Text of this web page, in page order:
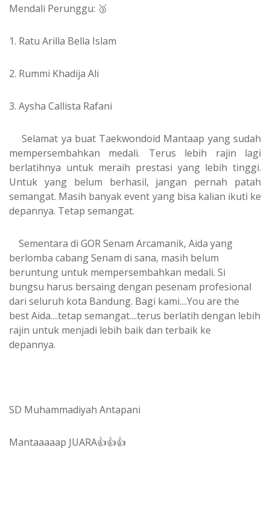
Mendali Perunggu: 🥉
1. Ratu Arilla Bella Islam
2. Rummi Khadija Ali
3. Aysha Callista Rafani
Selamat ya buat Taekwondoid Mantaap yang sudah
mempersembahkan medali. Terus lebih rajin lagi
berlatihnya untuk meraih prestasi yang lebih tinggi.
Untuk yang belum berhasil, jangan pernah patah
semangat. Masih banyak event yang bisa kalian ikuti ke
depannya. Tetap semangat.
Sementara di GOR Senam Arcamanik, Aida yang
berlomba cabang Senam di sana, masih belum
beruntung untuk mempersembahkan medali. Si
bungsu harus bersaing dengan pesenam profesional
dari seluruh kota Bandung. Bagi kami....You are the
best Aida....tetap semangat....terus berlatih dengan lebih
rajin untuk menjadi lebih baik dan terbaik ke
depannya.
SD Muhammadiyah Antapani
Mantaaaaap JUARA👍👍👍